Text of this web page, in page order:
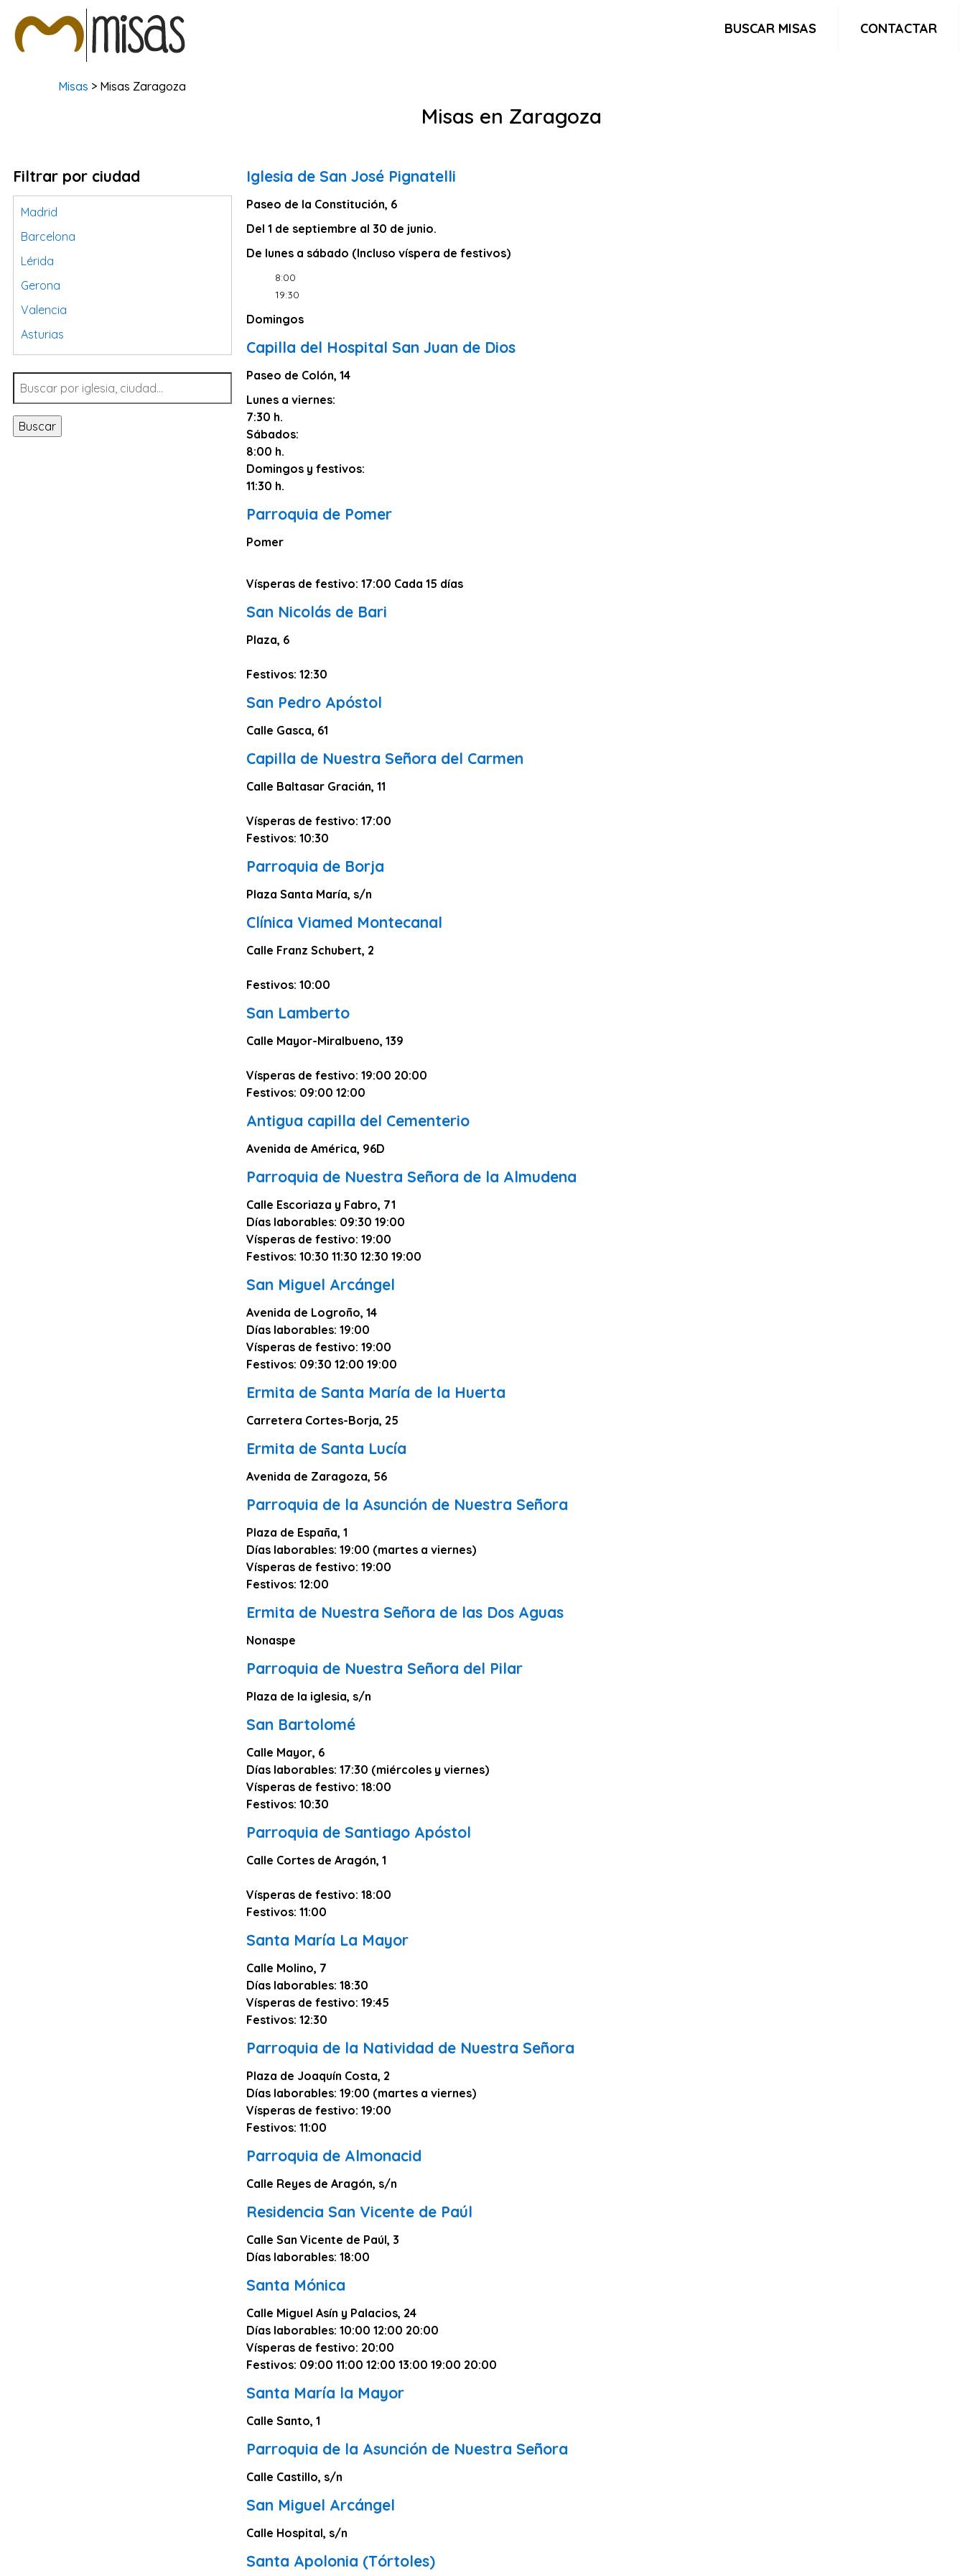
BUSCAR MISAS CONTACTAR
Misas > Misas Zaragoza
Misas en Zaragoza
Filtrar por ciudad
Madrid
Barcelona
Lérida
Gerona
Valencia
Asturias
Tarragona
Navarra
Valladolid
Sevilla
Buscar
Iglesia de San José Pignatelli
Paseo de la Constitución, 6
Del 1 de septiembre al 30 de junio.
De lunes a sábado (Incluso víspera de festivos)
8:00
19:30
Domingos
Capilla del Hospital San Juan de Dios
Paseo de Colón, 14
Lunes a viernes:
7:30 h.
Sábados:
8:00 h.
Domingos y festivos:
11:30 h.
Parroquia de Pomer
Pomer
Vísperas de festivo: 17:00 Cada 15 días
San Nicolás de Bari
Plaza, 6
Festivos: 12:30
San Pedro Apóstol
Calle Gasca, 61
Capilla de Nuestra Señora del Carmen
Calle Baltasar Gracián, 11
Vísperas de festivo: 17:00
Festivos: 10:30
Parroquia de Borja
Plaza Santa María, s/n
Clínica Viamed Montecanal
Calle Franz Schubert, 2
Festivos: 10:00
San Lamberto
Calle Mayor-Miralbueno, 139
Vísperas de festivo: 19:00 20:00
Festivos: 09:00 12:00
Antigua capilla del Cementerio
Avenida de América, 96D
Parroquia de Nuestra Señora de la Almudena
Calle Escoriaza y Fabro, 71
Días laborables: 09:30 19:00
Vísperas de festivo: 19:00
Festivos: 10:30 11:30 12:30 19:00
San Miguel Arcángel
Avenida de Logroño, 14
Días laborables: 19:00
Vísperas de festivo: 19:00
Festivos: 09:30 12:00 19:00
Ermita de Santa María de la Huerta
Carretera Cortes-Borja, 25
Ermita de Santa Lucía
Avenida de Zaragoza, 56
Parroquia de la Asunción de Nuestra Señora
Plaza de España, 1
Días laborables: 19:00 (martes a viernes)
Vísperas de festivo: 19:00
Festivos: 12:00
Ermita de Nuestra Señora de las Dos Aguas
Nonaspe
Parroquia de Nuestra Señora del Pilar
Plaza de la iglesia, s/n
San Bartolomé
Calle Mayor, 6
Días laborables: 17:30 (miércoles y viernes)
Vísperas de festivo: 18:00
Festivos: 10:30
Parroquia de Santiago Apóstol
Calle Cortes de Aragón, 1
Vísperas de festivo: 18:00
Festivos: 11:00
Santa María La Mayor
Calle Molino, 7
Días laborables: 18:30
Vísperas de festivo: 19:45
Festivos: 12:30
Parroquia de la Natividad de Nuestra Señora
Plaza de Joaquín Costa, 2
Días laborables: 19:00 (martes a viernes)
Vísperas de festivo: 19:00
Festivos: 11:00
Parroquia de Almonacid
Calle Reyes de Aragón, s/n
Residencia San Vicente de Paúl
Calle San Vicente de Paúl, 3
Días laborables: 18:00
Santa Mónica
Calle Miguel Asín y Palacios, 24
Días laborables: 10:00 12:00 20:00
Vísperas de festivo: 20:00
Festivos: 09:00 11:00 12:00 13:00 19:00 20:00
Santa María la Mayor
Calle Santo, 1
Parroquia de la Asunción de Nuestra Señora
Calle Castillo, s/n
San Miguel Arcángel
Calle Hospital, s/n
Santa Apolonia (Tórtoles)